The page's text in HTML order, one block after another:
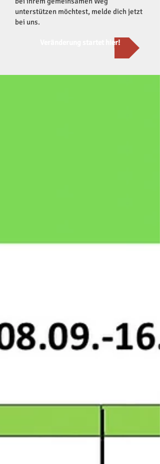
unterstützen möchtest, melde dich jetzt
bei uns.
Veränderung startet hier!